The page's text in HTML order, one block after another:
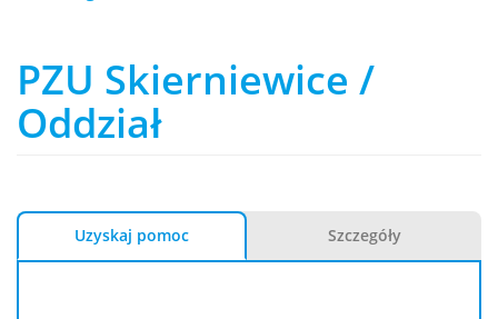
PZU Skierniewice /
Oddział
Uzyskaj pomoc Szczegóły